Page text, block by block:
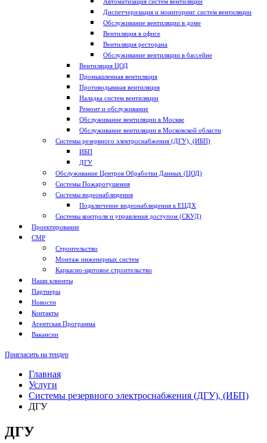
Диспетчеризация и мониторинг систем вентиляции
Обслуживание вентиляции в доме
Вентиляция в офисе
Вентиляция ресторана
Обслуживание вентиляции в бассейне
Вентиляция ЦОД
Промышленная вентиляция
Противодымная вентиляция
Наладка систем вентиляции
Ремонт и обслуживание
Обслуживание вентиляции в Москве
Обслуживание вентиляции в Московской области
Системы резервного электроснабжения (ДГУ), (ИБП)
ИБП
ДГУ
Обслуживание Центров Обработки Данных (ЦОД)
Системы Пожаротушения
Системы видеонаблюдения
Подключение видеонаблюдения к ЕЦДХ
Системы контроля и управления доступом (СКУД)
Проектирование
СМР
Строительство
Монтаж инженерных систем
Каркасно-щитовое строительство
Наши клиенты
Партнеры
Новости
Контакты
Агентская Программа
Вакансии
Пригласить на тендер
Главная
Услуги
Системы резервного электроснабжения (ДГУ), (ИБП)
ДГУ
ДГУ